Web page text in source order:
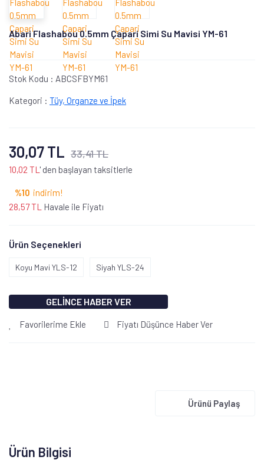
Abari Flashabou 0.5mm Çapari Simi Su Mavisi YM-61
Stok Kodu : ABCSFBYM61
Kategori : Tüy, Organze ve İpek
30,07 TL 33,41 TL
10,02 TL ' den başlayan taksitlerle
%10 indirim!
28,57 TL
Havale ile Fiyatı
Ürün Seçenekleri
Koyu Mavi YLS-12 Siyah YLS-24
GELİNCE HABER VER
Favorilerime Ekle Fiyatı Düşünce Haber Ver
Ürünü Paylaş
Ürün Bilgisi